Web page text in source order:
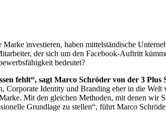
investieren, haben mittelständische
der sich um den Facebook-Auftritt
bedeutet?
fehlt“, sagt Marco Schröder von der 3
Corporate Identity und Branding eher in die
Mit den gleichen Methoden, mit denen
Grundlage zu stellen“, führt Marco